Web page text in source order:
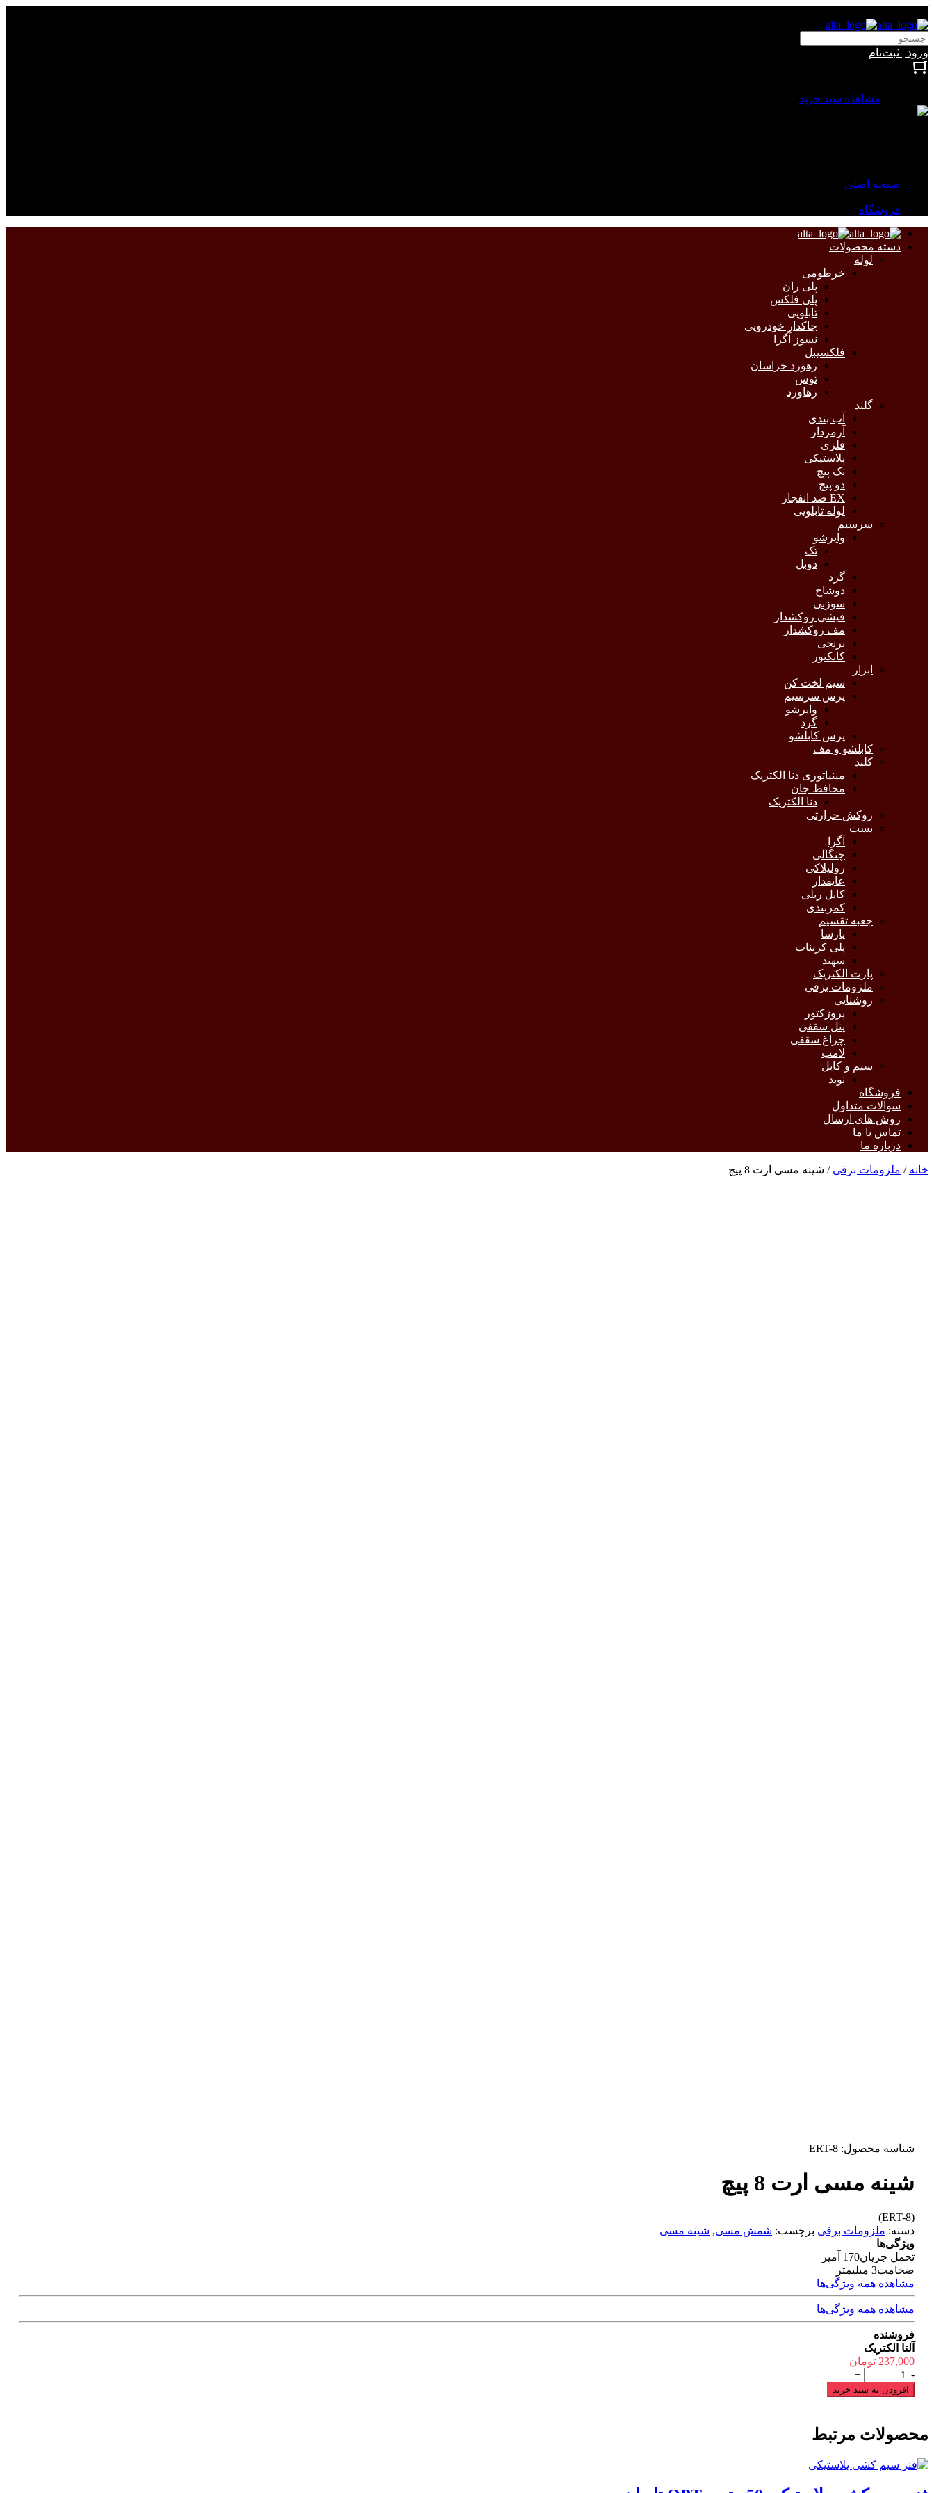
ورود | ثبت‌نام
مشاهده سبد خرید
صفحه اصلی
فروشگاه
دسته محصولات
لوله
خرطومی
پلی ران
پلی فلکس
تابلویی
چاکدار خودرویی
نسوز آگرا
فلکسیبل
رهورد خراسان
توس
رهاورد
گلند
آب بندی
آرمردار
فلزی
پلاستیکی
تک پیچ
دو پیچ
EX ضد انفجار
لوله تابلویی
سرسیم
وایرشو
تک
دوبل
گرد
دوشاخ
سوزنی
فیشی روکشدار
مف روکشدار
برنجی
کانکتور
ابزار
سیم لخت کن
پرس سرسیم
وایرشو
گرد
پرس کابلشو
کابلشو و مف
کلید
مینیاتوری دنا الکتریک
محافظ جان
دنا الکتریک
روکش حرارتی
بست
آگرا
چنگالی
رولپلاکی
عایقدار
کابل ریلی
کمربندی
جعبه تقسیم
پارسا
پلی کربنات
سهند
پارت الکتریک
ملزومات برقی
روشنایی
پروژکتور
پنل سقفی
چراغ سقفی
لامپ
سیم و کابل
نوید
فروشگاه
سوالات متداول
روش های ارسال
تماس با ما
درباره ما
خانه / ملزومات برقی / شینه مسی ارت 8 پیچ
شناسه محصول: ERT-8
شینه مسی ارت 8 پیچ
(ERT-8)
دسته: ملزومات برقی برچسب: شمش مسی, شینه مسی
ویژگی‌ها
تحمل جریان170 آمپر
ضخامت3 میلیمتر
مشاهده همه ویژگی‌ها
مشاهده همه ویژگی‌ها
فروشنده
آلتا الکتریک
237,000 تومان
شینه
مسی
ارت
عدد
-
+
افزودن به سبد خرید
محصولات مرتبط